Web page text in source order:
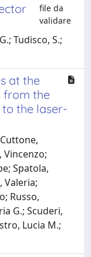
file da
validare
Tudisco, S.;
at the
from the
the laser-
Vincenzo;
Spatola,
Valeria;
Russo,
G.; Scuderi,
Lucia M.;